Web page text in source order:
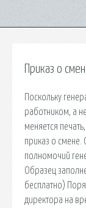
Приказ о
Поскольку
работником, а
меняется
приказ о смене.
полномочий
Образец
бесплатно)
директора на